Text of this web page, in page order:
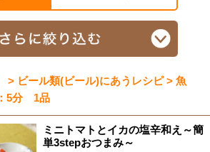
> ビール類(ビール)にあうレシピ > 魚
5分 1品
ミニトマトとイカの塩辛和え～簡
単3stepおつまみ～